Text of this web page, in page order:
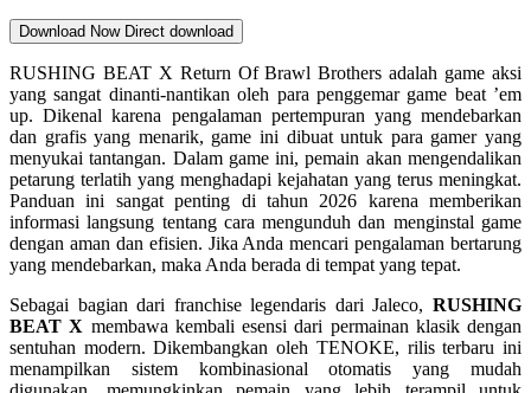
Download Now Direct download
RUSHING BEAT X Return Of Brawl Brothers adalah game aksi
yang sangat dinanti-nantikan oleh para penggemar game beat ’em
up. Dikenal karena pengalaman pertempuran yang mendebarkan
dan grafis yang menarik, game ini dibuat untuk para gamer yang
menyukai tantangan. Dalam game ini, pemain akan mengendalikan
petarung terlatih yang menghadapi kejahatan yang terus meningkat.
Panduan ini sangat penting di tahun 2026 karena memberikan
informasi langsung tentang cara mengunduh dan menginstal game
dengan aman dan efisien. Jika Anda mencari pengalaman bertarung
yang mendebarkan, maka Anda berada di tempat yang tepat.
Sebagai bagian dari franchise legendaris dari Jaleco, RUSHING
BEAT X membawa kembali esensi dari permainan klasik dengan
sentuhan modern. Dikembangkan oleh TENOKE, rilis terbaru ini
menampilkan sistem kombinasional otomatis yang mudah